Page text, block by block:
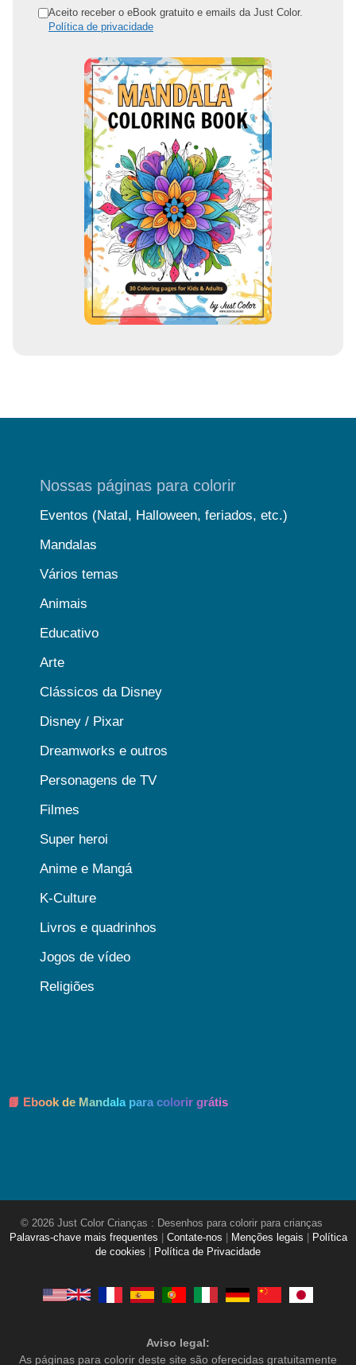
n Aceito receber o eBook gratuito e emails da Just Color.
Política de privacidade
Nossas páginas para colorir
Eventos (Natal, Halloween, feriados, etc.)
Mandalas
Vários temas
Animais
Educativo
Arte
Clássicos da Disney
Disney / Pixar
Dreamworks e outros
Personagens de TV
Filmes
Super heroi
Anime e Mangá
K-Culture
Livros e quadrinhos
Jogos de vídeo
Religiões
📘 Ebook de Mandala para colorir grátis
© 2026 Just Color Crianças : Desenhos para colorir para crianças
Palavras-chave mais frequentes
Contate-nos Menções legais
Política
de cookies
Política de Privacidade
Aviso legal:
As páginas para colorir deste site são oferecidas gratuitamente